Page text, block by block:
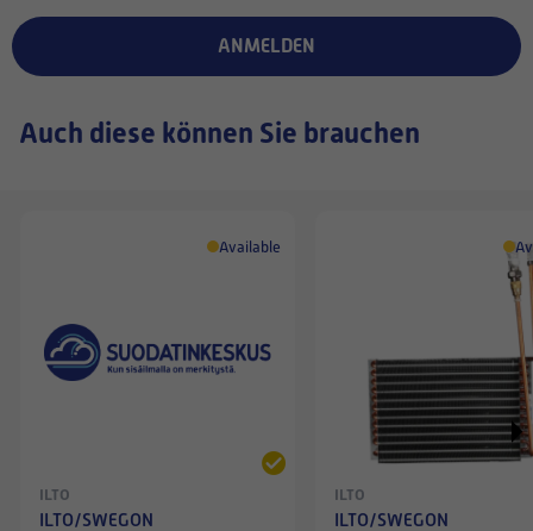
ANMELDEN
Auch diese können Sie brauchen
Available
ILTO
ILTO/SWEGON
ILTO
ILTO/SWEGON